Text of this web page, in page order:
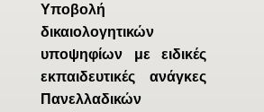
Υποβολή
δικαιολογητικών
υποψηφίων με ειδικές
εκπαιδευτικές ανάγκες
Πανελλαδικών